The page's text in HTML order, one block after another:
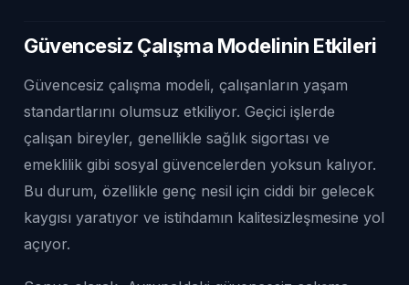
Güvencesiz Çalışma Modelinin Etkileri
Güvencesiz çalışma modeli, çalışanların yaşam
standartlarını olumsuz etkiliyor. Geçici işlerde
çalışan bireyler, genellikle sağlık sigortası ve
emeklilik gibi sosyal güvencelerden yoksun kalıyor.
Bu durum, özellikle genç nesil için ciddi bir gelecek
kaygısı yaratıyor ve istihdamın kalitesizleşmesine yol
açıyor.